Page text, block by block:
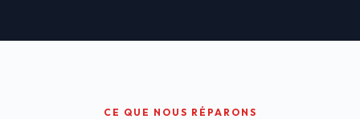
CE QUE NOUS RÉPARONS